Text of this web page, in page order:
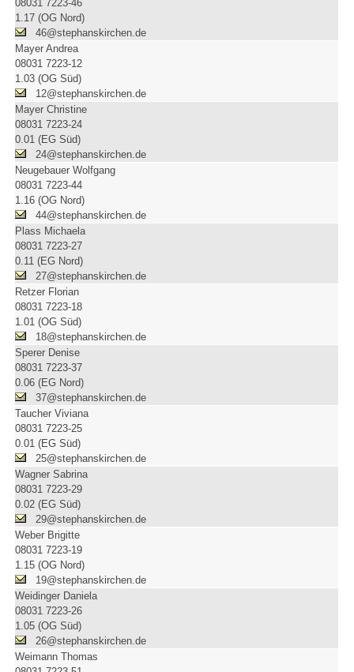
08031 7223-46
1.17 (OG Nord)
46@stephanskirchen.de
Mayer Andrea
08031 7223-12
1.03 (OG Süd)
12@stephanskirchen.de
Mayer Christine
08031 7223-24
0.01 (EG Süd)
24@stephanskirchen.de
Neugebauer Wolfgang
08031 7223-44
1.16 (OG Nord)
44@stephanskirchen.de
Plass Michaela
08031 7223-27
0.11 (EG Nord)
27@stephanskirchen.de
Retzer Florian
08031 7223-18
1.01 (OG Süd)
18@stephanskirchen.de
Sperer Denise
08031 7223-37
0.06 (EG Nord)
37@stephanskirchen.de
Taucher Viviana
08031 7223-25
0.01 (EG Süd)
25@stephanskirchen.de
Wagner Sabrina
08031 7223-29
0.02 (EG Süd)
29@stephanskirchen.de
Weber Brigitte
08031 7223-19
1.15 (OG Nord)
19@stephanskirchen.de
Weidinger Daniela
08031 7223-26
1.05 (OG Süd)
26@stephanskirchen.de
Weimann Thomas